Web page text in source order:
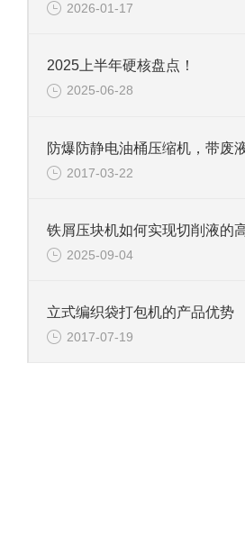
2026-01-17
2025上半年硬核盘点！
2025-06-28
2017-03-22
2025-09-04
立式编织袋打包机的产品优势
2017-07-19